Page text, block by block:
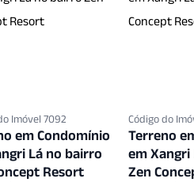
Imóvel 7092
em Condomínio
Lá no bairro
Resort
Código do
Terreno
em Xangri
Zen